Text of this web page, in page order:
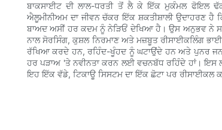
ਬਾਕਸਾਈਟ ਦੀ ਲਾਲ-ਧਰਤੀ ਤੋਂ ਲੈ ਕੇ ਇੱਕ ਮੁਕੰਮਲ ਫੋਇਲ
ਐਲੂਮੀਨੀਅਮ ਦਾ ਜੀਵਨ ਚੱਕਰ ਇੱਕ ਸ਼ਕਤੀਸ਼ਾਲੀ ਉਦਾਹਰਣ
ਬਾਅਦ ਅਸੀਂ ਹਰ ਕਦਮ ਨੂੰ ਨੇੜਿਓਂ ਦੇਖਿਆ ਹੈ। ਉਸ ਅਨੁਭਵ ਨੇ
ਨਾਲ ਸੋਰਸਿੰਗ, ਕੁਸ਼ਲ ਨਿਰਮਾਣ ਅਤੇ ਮਜ਼ਬੂਤ ​​ਰੀਸਾਈਕਲਿੰਗ
ਰੱਖਿਆ ਕਰਦੇ ਹਨ, ਰਹਿੰਦ-ਖੂੰਹਦ ਨੂੰ ਘਟਾਉਂਦੇ ਹਨ ਅਤੇ ਪੁਨਰ
ਹਰ ਪੜਾਅ 'ਤੇ ਨਵੀਨਤਾ ਕਰਨ ਲਈ ਵਚਨਬੱਧ ਰਹਿੰਦੇ ਹਾਂ।
ਇਹ ਇੱਕ ਵੱਡੇ, ਟਿਕਾਊ ਸਿਸਟਮ ਦਾ ਇੱਕ ਛੋਟਾ ਪਰ